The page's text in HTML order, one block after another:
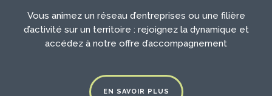
Vous animez un réseau d’entreprises ou une filière
d’activité sur un territoire : rejoignez la dynamique et
accédez à notre offre d’accompagnement
EN SAVOIR PLUS